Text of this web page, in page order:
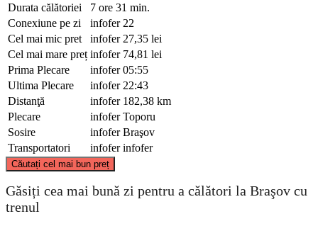
Durata călătoriei
7 ore 31 min.
Conexiune pe zi
infofer 22
Cel mai mic pret
infofer 27,35 lei
Cel mai mare preț infofer 74,81 lei
Prima Plecare
infofer 05:55
Ultima Plecare
infofer 22:43
Distanţă
infofer 182,38 km
Plecare
infofer Toporu
Sosire
infofer Braşov
Transportatori
infofer infofer
Căutați cel mai bun preț
Găsiți cea mai bună zi pentru a călători la Braşov cu
trenul